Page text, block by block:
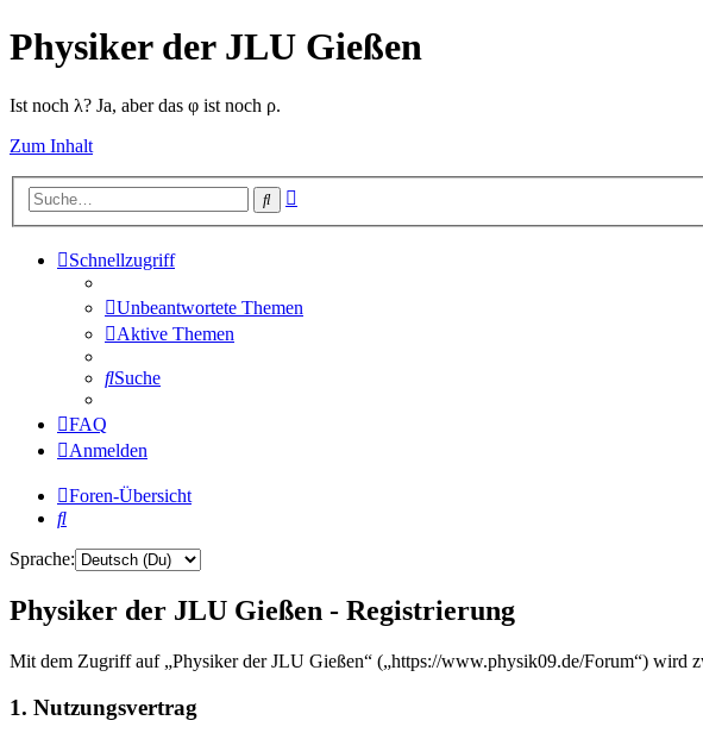
Physiker der JLU Gießen
Ist noch λ? Ja, aber das φ ist noch ρ.
Zum Inhalt
Suche
Schnellzugriff
Unbeantwortete Themen
Aktive Themen
Suche
FAQ
Anmelden
Foren-Übersicht
Suche
Sprache:
Physiker der JLU Gießen - Registrierung
Mit dem Zugriff auf „Physiker der JLU Gießen“ („https://www.physik09.de/Forum“) wird
1. Nutzungsvertrag